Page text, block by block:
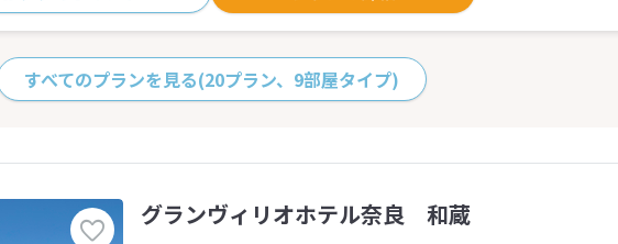
すべてのプランを見る(20プラン、9部屋タイプ)
グランヴィリオホテル奈良 和蔵